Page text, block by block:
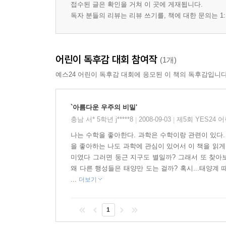
접수된 글은 확인을 거쳐 이 곳에 게재됩니다.
독자 분들의 리뷰는 리뷰 쓰기를, 책에 대한 문의는
어린이 독후감 대회 참여작 (1개)
예스24 어린이 독후감 대회에 응모된 이 책의 독후감입니
`아름다운 우주의 비밀'
충남 서* 5학년 j*****8
2008-09-03 제5회 YES24
나는 수학을 좋아한다. 과학은 수학이랑 관련이 있
을 좋아하는 나도 과학에 관심이 있어서 이 책을 읽
미였다 그러면 둥근 지구도 별일까? 그래서 또 찾
왜 다른 행성들은 태양만 도는 걸까? 혹시...태양계
... 더보기
1